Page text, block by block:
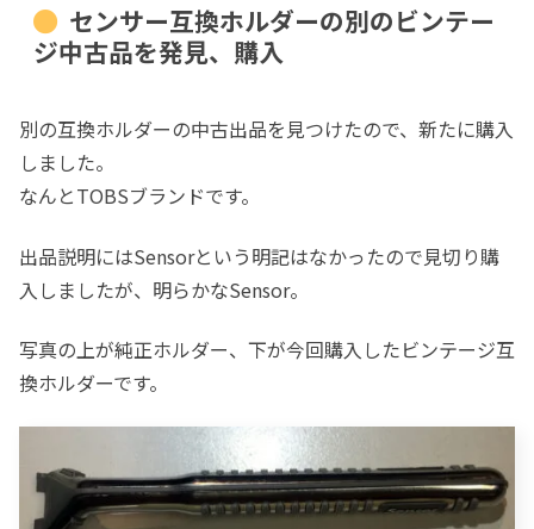
センサー互換ホルダーの別のビンテー
ジ中古品を発見、購入
別の互換ホルダーの中古出品を見つけたので、新たに購入
しました。
なんとTOBSブランドです。
出品説明にはSensorという明記はなかったので見切り購
入しましたが、明らかなSensor。
写真の上が純正ホルダー、下が今回購入したビンテージ互
換ホルダーです。